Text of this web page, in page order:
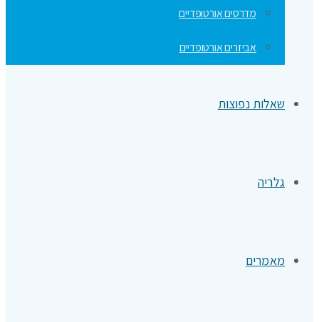
מדרסים אורטופדיים
אביזרים אורטופדיים
שאלות נפוצות
גלריה
מאמרים